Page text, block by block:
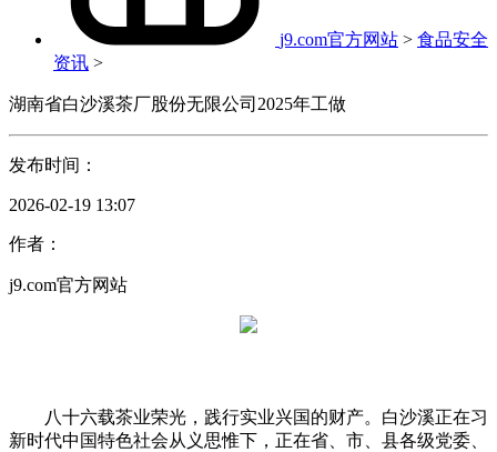
j9.com官方网站 > 食品安全
资讯 >
湖南省白沙溪茶厂股份无限公司2025年工做
发布时间：
2026-02-19 13:07
作者：
j9.com官方网站
八十六载茶业荣光，践行实业兴国的财产。白沙溪正在习
新时代中国特色社会从义思惟下，正在省、市、县各级党委、